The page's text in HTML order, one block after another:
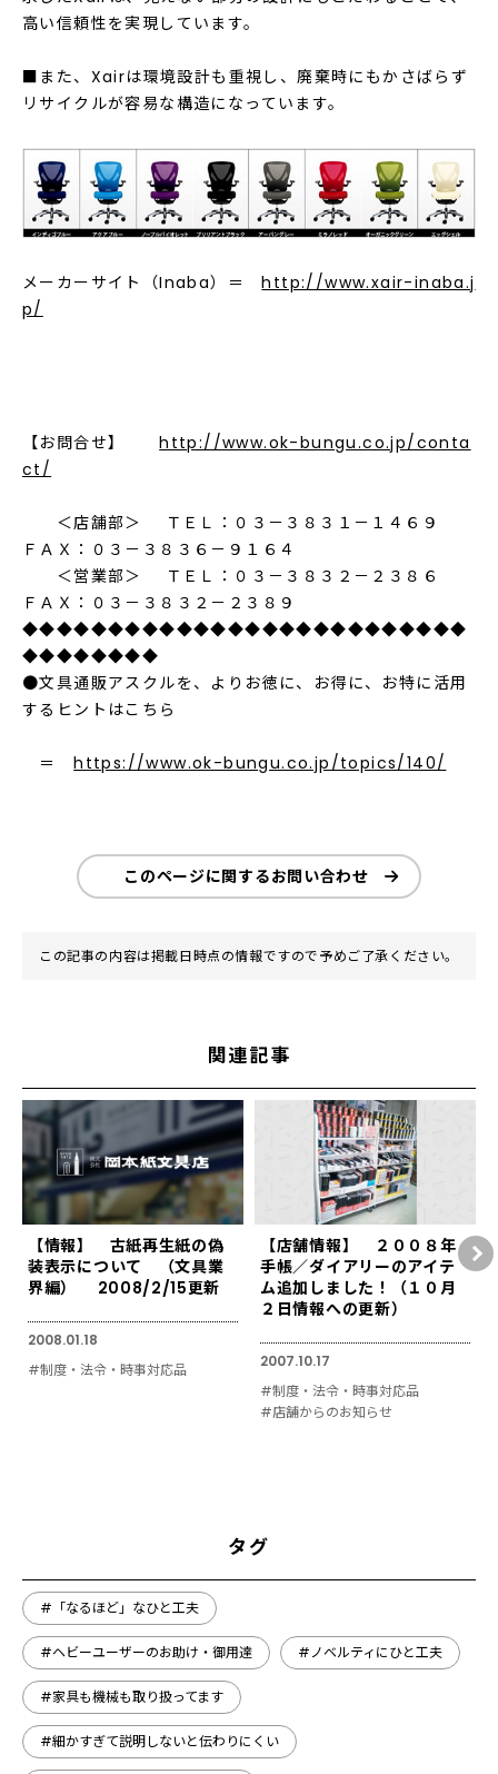
高い信頼性を実現しています。
■また、Xairは環境設計も重視し、廃棄時にもかさばらず
リサイクルが容易な構造になっています。
メーカーサイト（Inaba）＝http://www.xair-inaba.j
p/
【お問合せ】http://www.ok-bungu.co.jp/conta
ct/
＜店舗部＞ ＴＥＬ：０３－３８３１－１４６９
ＦＡＸ：０３－３８３６－９１６４
＜営業部＞ ＴＥＬ：０３－３８３２－２３８６
ＦＡＸ：０３－３８３２－２３８９
◆◆◆◆◆◆◆◆◆◆◆◆◆◆◆◆◆◆◆◆◆◆◆◆◆◆
◆◆◆◆◆◆◆◆
●文具通販アスクルを、よりお徳に、お得に、お特に活用
するヒントはこちら
＝https://www.ok-bungu.co.jp/topics/140/
このページに関するお問い合わせ
この記事の内容は掲載日時点の情報ですので予めご了承ください。
関連記事
【情報】 古紙再生紙の偽
装表示について （文具業
界編） 2008/2/15更新
2008.01.18
#制度・法令・時事対応品
【店舗情報】 ２００８年
手帳／ダイアリーのアイテ
ム追加しました！（１０月
２日情報への更新）
2007.10.17
#制度・法令・時事対応品
#店舗からのお知らせ
タグ
#「なるほど」なひと工夫
#ヘビーユーザーのお助け・御用達 #ノベルティにひと工夫
#家具も機械も取り扱ってます
#細かすぎて説明しないと伝わりにくい